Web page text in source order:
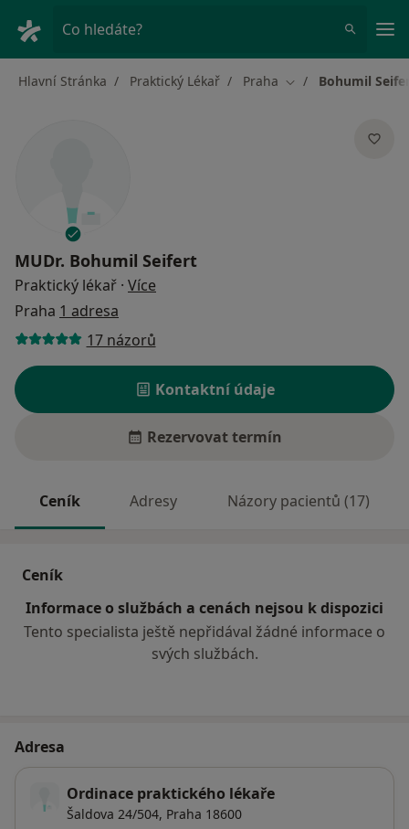
Co hledáte?
Hlavní Stránka Praktický Lékař Praha Změna města
Bohumil
MUDr. Bohumil Seifert
Praktický lékař · Více
Praha 1 adresa
17 názorů
Kontaktní údaje
Rezervovat termín
Ceník Adresy Názory pacientů (17)
Ceník
Informace o službách a cenách nejsou k dispozici
Tento specialista ještě nepřidával žádné informace o
svých službách.
Adresa
Ordinace praktického lékaře
Šaldova 24/504, Praha 18600